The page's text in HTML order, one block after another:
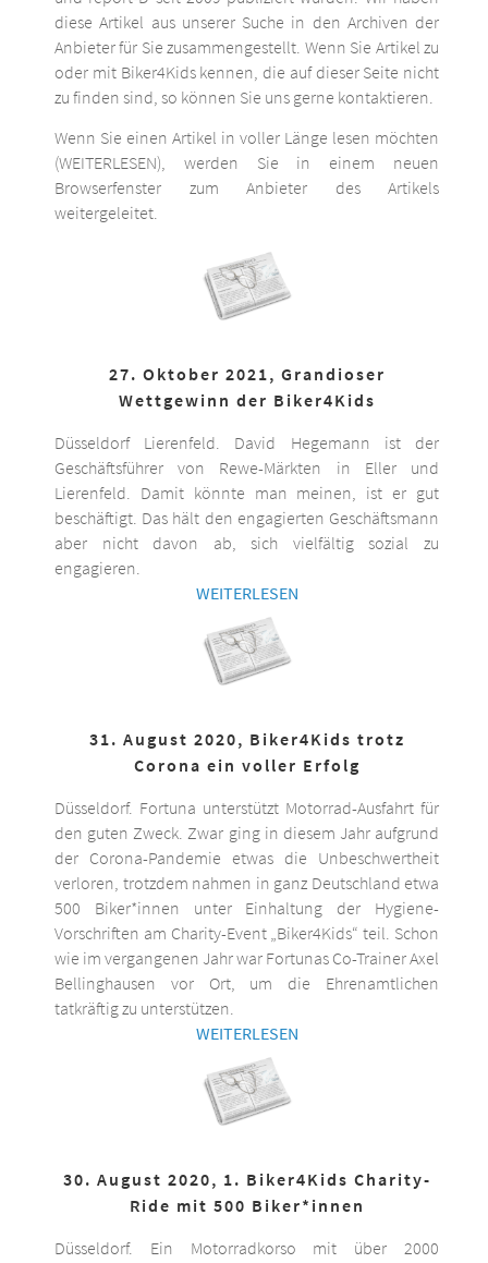
diese Artikel aus unserer Suche in den Archiven der
Anbieter für Sie zusammengestellt. Wenn Sie Artikel zu
oder mit Biker4Kids kennen, die auf dieser Seite nicht
zu finden sind, so können Sie uns gerne kontaktieren.
Wenn Sie einen Artikel in voller Länge lesen möchten
(WEITERLESEN), werden Sie in einem neuen
Browserfenster zum Anbieter des Artikels
weitergeleitet.
27. Oktober 2021, Grandioser
Wettgewinn der Biker4Kids
Düsseldorf Lierenfeld. David Hegemann ist der
Geschäftsführer von Rewe-Märkten in Eller und
Lierenfeld. Damit könnte man meinen, ist er gut
beschäftigt. Das hält den engagierten Geschäftsmann
aber nicht davon ab, sich vielfältig sozial zu
engagieren.
WEITERLESEN
31. August 2020, Biker4Kids trotz
Corona ein voller Erfolg
Düsseldorf. Fortuna unterstützt Motorrad-Ausfahrt für
den guten Zweck. Zwar ging in diesem Jahr aufgrund
der Corona-Pandemie etwas die Unbeschwertheit
verloren, trotzdem nahmen in ganz Deutschland etwa
500 Biker*innen unter Einhaltung der Hygiene-
Vorschriften am Charity-Event „Biker4Kids“ teil. Schon
wie im vergangenen Jahr war Fortunas Co-Trainer Axel
Bellinghausen vor Ort, um die Ehrenamtlichen
tatkräftig zu unterstützen.
WEITERLESEN
30. August 2020, 1. Biker4Kids Charity-
Ride mit 500 Biker*innen
Düsseldorf. Ein Motorradkorso mit über 2000